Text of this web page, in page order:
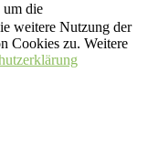
um die
weitere Nutzung der
Cookies zu. Weitere